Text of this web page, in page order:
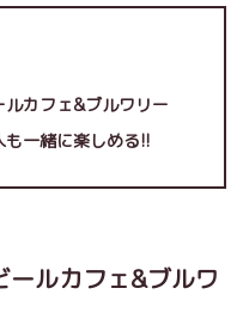
カフェ&ブルワリー
一緒に楽しめる!!
ルカフェ&ブルワ